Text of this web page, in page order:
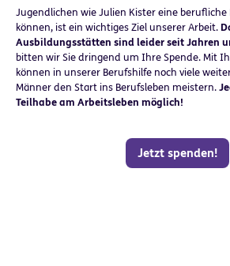
Jugendlichen wie Julien Kister eine berufliche
können, ist ein wichtiges Ziel unserer Arbeit.
Ausbildungsstätten sind leider seit Jahren
bitten wir Sie dringend um Ihre Spende. Mit
können in unserer Berufshilfe noch viele
Männer den Start ins Berufsleben meistern.
Teilhabe am Arbeitsleben möglich!
Jetzt spenden!